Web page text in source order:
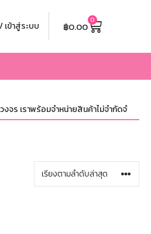
ข้าสู่ระบบ ฿0.00 0
เราพร้อมจำหน่ายสินค้าไม่จำกัดจำนวน